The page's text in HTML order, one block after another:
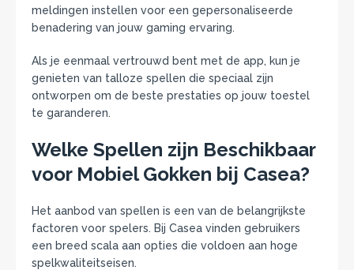
meldingen instellen voor een gepersonaliseerde
benadering van jouw gaming ervaring.
Als je eenmaal vertrouwd bent met de app, kun je
genieten van talloze spellen die speciaal zijn
ontworpen om de beste prestaties op jouw toestel
te garanderen.
Welke Spellen zijn Beschikbaar
voor Mobiel Gokken bij Casea?
Het aanbod van spellen is een van de belangrijkste
factoren voor spelers. Bij Casea vinden gebruikers
een breed scala aan opties die voldoen aan hoge
spelkwaliteitseisen.